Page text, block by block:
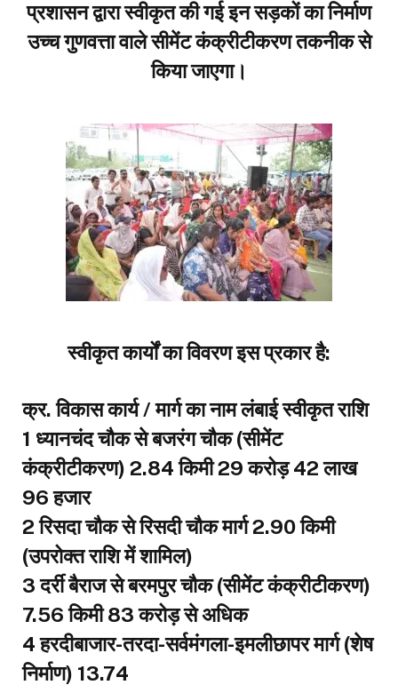
​प्रशासन द्वारा स्वीकृत की गई इन सड़कों का निर्माण
उच्च गुणवत्ता वाले सीमेंट कंक्रीटीकरण तकनीक से
किया जाएगा।
स्वीकृत कार्यों का विवरण इस प्रकार है:
क्र. विकास कार्य / मार्ग का नाम लंबाई स्वीकृत राशि
1 ध्यानचंद चौक से बजरंग चौक (सीमेंट
कंक्रीटीकरण) 2.84 किमी ₹29 करोड़ 42 लाख
96 हजार
2 रिसदा चौक से रिसदी चौक मार्ग 2.90 किमी
(उपरोक्त राशि में शामिल)
3 दर्री बैराज से बरमपुर चौक (सीमेंट कंक्रीटीकरण)
7.56 किमी ₹83 करोड़ से अधिक
4 हरदीबाजार-तरदा-सर्वमंगला-इमलीछापर मार्ग (शेष
निर्माण) 13.74